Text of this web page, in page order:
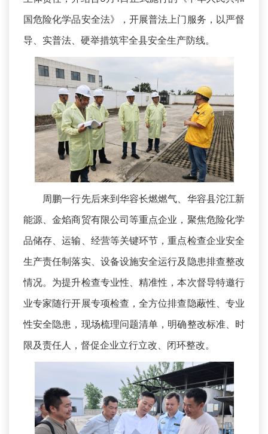
国危险化学品安全法》，开展普法上门服务，以严督
导、实普法、硬举措筑牢全县安全生产防线。
周鹏一行先后来到华容长燃燃气、华容县沱江新
能源、金焰商贸有限公司等重点企业，聚焦危险化学
品储存、运输、经营等关键环节，重点检查企业安全
生产责任制落实、设备设施安全运行及隐患排查整改
情况。为提升检查专业性、精准性，本次督导特邀行
业专家随行开展专项检查，全方位排查隐蔽性、专业
性安全隐患，现场梳理问题清单，明确整改标准、时
限及责任人，督促企业立行立改、闭环整改。